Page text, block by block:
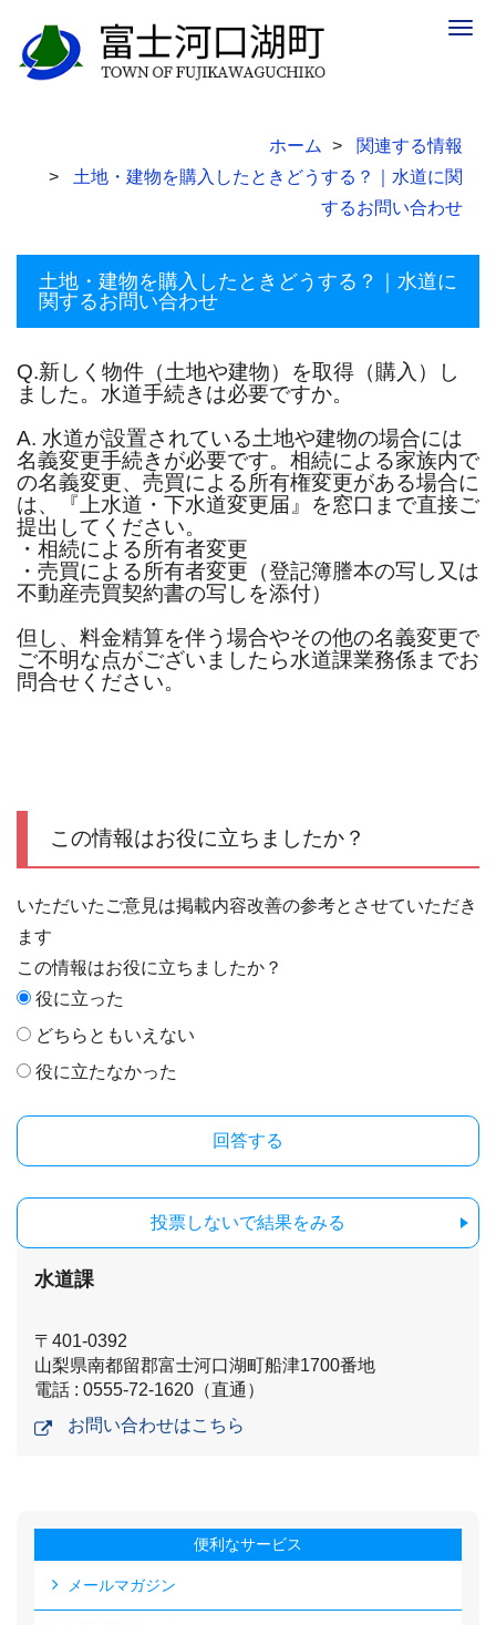
ホーム
関連する情報
土地・建物を購入したときどうする？｜水道に関
するお問い合わせ
土地・建物を購入したときどうする？｜水道に
関するお問い合わせ
Q.新しく物件（土地や建物）を取得（購入）し
ました。水道手続きは必要ですか。
A. 水道が設置されている土地や建物の場合には
名義変更手続きが必要です。相続による家族内で
の名義変更、売買による所有権変更がある場合に
は、『上水道・下水道変更届』を窓口まで直接ご
提出してください。
・相続による所有者変更
・売買による所有者変更（登記簿謄本の写し又は
不動産売買契約書の写しを添付）
但し、料金精算を伴う場合やその他の名義変更で
ご不明な点がございましたら水道課業務係までお
問合せください。
この情報はお役に立ちましたか？
いただいたご意見は掲載内容改善の参考とさせていただき
ます
この情報はお役に立ちましたか？
役に立った
どちらともいえない
役に立たなかった
投票しないで結果をみる
水道課
〒401-0392
山梨県南都留郡富士河口湖町船津1700番地
電話 : 0555-72-1620（直通）
お問い合わせはこちら
便利なサービス
メールマガジン